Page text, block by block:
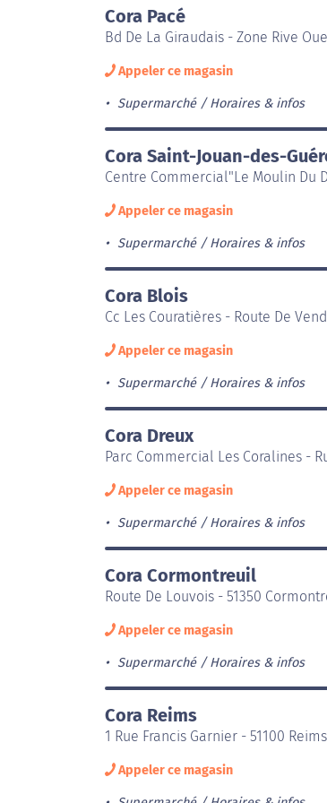
Cora Pacé
Bd De La Giraudais - Zone Rive
Appeler ce magasin
Supermarché Horaires & infos
Cora Saint-Jouan-des-
Centre Commercial"Le Moulin Du
Appeler ce magasin
Supermarché Horaires & infos
Cora Blois
Cc Les Couratières - Route De
Appeler ce magasin
Supermarché Horaires & infos
Cora Dreux
Parc Commercial Les Coralines -
Appeler ce magasin
Supermarché Horaires & infos
Cora Cormontreuil
Route De Louvois - 51350
Appeler ce magasin
Supermarché Horaires & infos
Cora Reims
1 Rue Francis Garnier - 51100 Reims
Appeler ce magasin